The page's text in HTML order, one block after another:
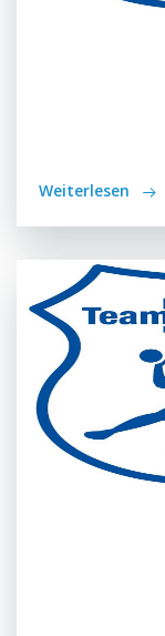
Weiterlesen